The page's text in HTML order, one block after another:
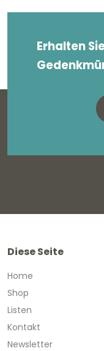
Erhalten
Diese Seite
Home
Shop
Listen
Kontakt
Newsletter